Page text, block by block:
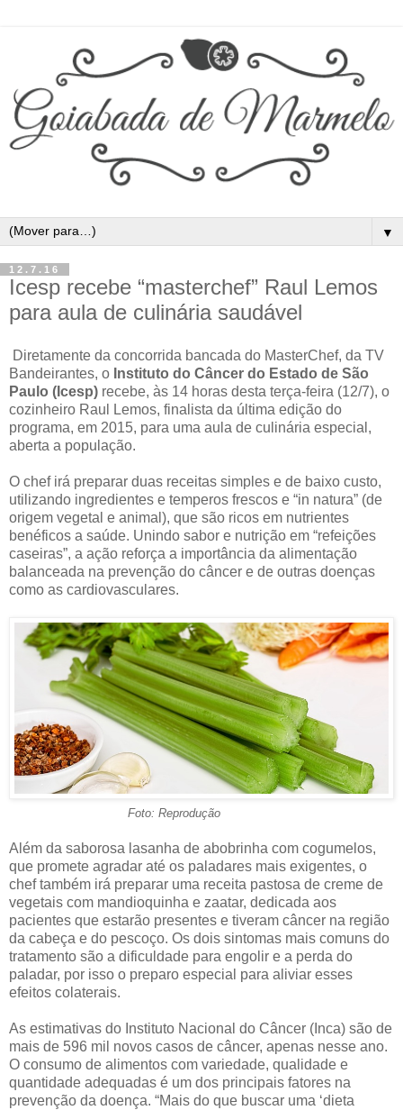
▼
12.7.16
Icesp recebe “masterchef” Raul Lemos
para aula de culinária saudável
Diretamente da concorrida bancada do MasterChef, da TV
Bandeirantes, o Instituto do Câncer do Estado de São
Paulo (Icesp) recebe, às 14 horas desta terça-feira (12/7), o
cozinheiro Raul Lemos, finalista da última edição do
programa, em 2015, para uma aula de culinária especial,
aberta a população.
O chef irá preparar duas receitas simples e de baixo custo,
utilizando ingredientes e temperos frescos e “in natura” (de
origem vegetal e animal), que são ricos em nutrientes
benéficos a saúde. Unindo sabor e nutrição em “refeições
caseiras”, a ação reforça a importância da alimentação
balanceada na prevenção do câncer e de outras doenças
como as cardiovasculares.
Foto: Reprodução
Além da saborosa lasanha de abobrinha com cogumelos,
que promete agradar até os paladares mais exigentes, o
chef também irá preparar uma receita pastosa de creme de
vegetais com mandioquinha e zaatar, dedicada aos
pacientes que estarão presentes e tiveram câncer na região
da cabeça e do pescoço. Os dois sintomas mais comuns do
tratamento são a dificuldade para engolir e a perda do
paladar, por isso o preparo especial para aliviar esses
efeitos colaterais.
As estimativas do Instituto Nacional do Câncer (Inca) são de
mais de 596 mil novos casos de câncer, apenas nesse ano.
O consumo de alimentos com variedade, qualidade e
quantidade adequadas é um dos principais fatores na
prevenção da doença. “Mais do que buscar uma ‘dieta